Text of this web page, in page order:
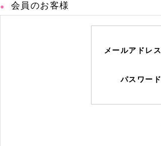
会員のお客様
メールアドレス
パスワード